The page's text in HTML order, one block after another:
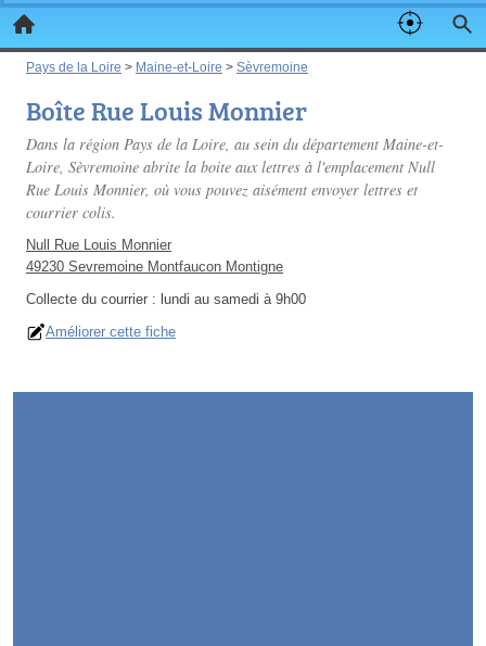
Pays de la Loire > Maine-et-Loire > Sèvremoine
Boîte Rue Louis Monnier
Dans la région Pays de la Loire, au sein du département Maine-et-
Loire, Sèvremoine abrite la boite aux lettres à l'emplacement Null
Rue Louis Monnier, où vous pouvez aisément envoyer lettres et
courrier colis.
Null Rue Louis Monnier
49230 Sevremoine Montfaucon Montigne
Collecte du courrier : lundi au samedi à 9h00
Améliorer cette fiche